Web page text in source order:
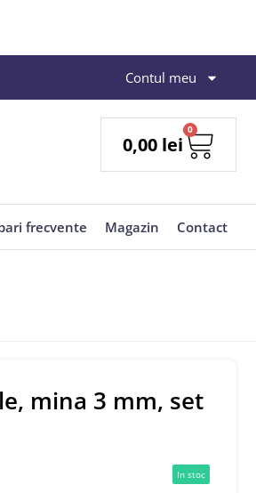
Contul meu
0,00 lei
0
frecvente Magazin Contact
mina 3 mm, set
In stoc